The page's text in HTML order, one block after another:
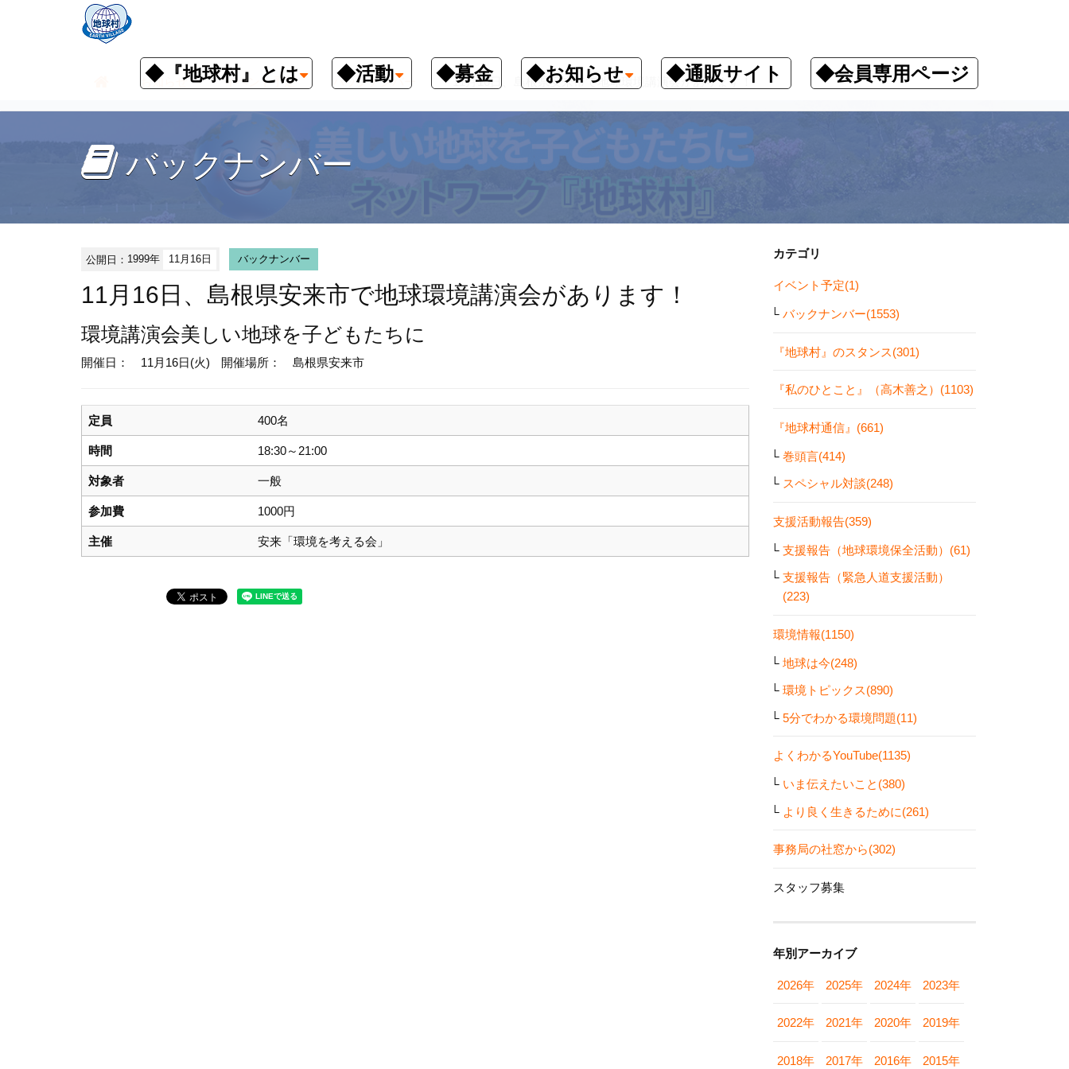
◆『地球村』とは ◆活動 ◆募金 ◆お知らせ ◆通販サイト ◆会員専用ページ
お知らせ イベント予定 バックナンバー 11月16日、島根県安来市で地球環境講演会があります！
バックナンバー
公開日： 1999年 11月16日 バックナンバー
11月16日、島根県安来市で地球環境講演会があります！
環境講演会美しい地球を子どもたちに
開催日： 11月16日(火) 開催場所： 島根県安来市
定員 400名
時間 18:30～21:00
対象者 一般
参加費 1000円
主催 安来「環境を考える会」
カテゴリ
イベント予定(1)
バックナンバー(1553)
『地球村』のスタンス(301)
『私のひとこと』（高木善之）(1103)
『地球村通信』(661)
巻頭言(414)
スペシャル対談(248)
支援活動報告(359)
支援報告（地球環境保全活動）(61)
支援報告（緊急人道支援活動）
(223)
環境情報(1150)
地球は今(248)
環境トピックス(890)
5分でわかる環境問題(11)
よくわかるYouTube(1135)
いま伝えたいこと(380)
より良く生きるために(261)
事務局の社窓から(302)
スタッフ募集
年別アーカイブ
2026年 2025年 2024年 2023年
2022年 2021年 2020年 2019年
2018年 2017年 2016年 2015年